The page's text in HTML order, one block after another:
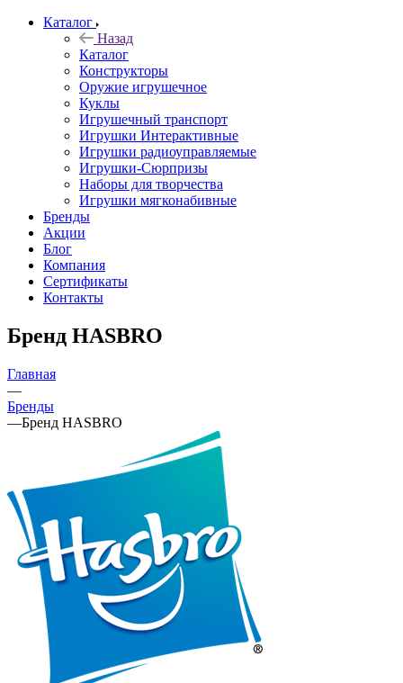
Каталог
Назад
Каталог
Конструкторы
Оружие игрушечное
Куклы
Игрушечный транспорт
Игрушки Интерактивные
Игрушки радиоуправляемые
Игрушки-Сюрпризы
Наборы для творчества
Игрушки мягконабивные
Бренды
Акции
Блог
Компания
Сертификаты
Контакты
Бренд HASBRO
Главная
—
Бренды
—Бренд HASBRO